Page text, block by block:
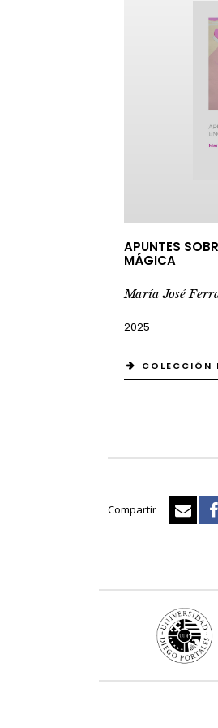
APUNTES
MÁGICA
María José
2025
COLECCIÓN
Compartir